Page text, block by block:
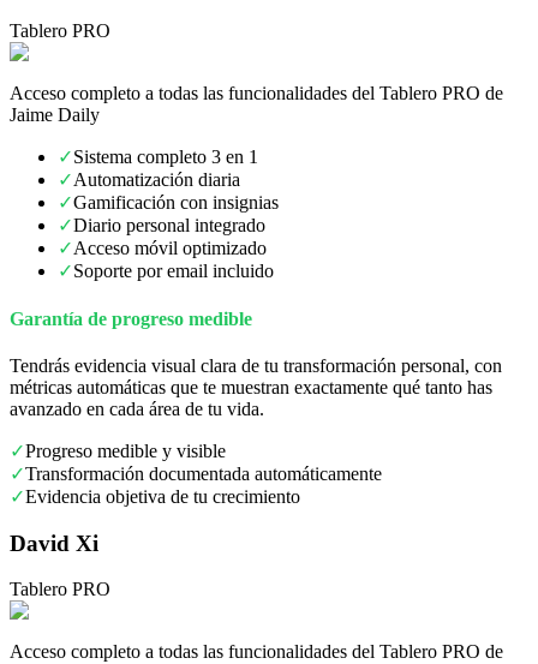
Tablero PRO
Acceso completo a todas las funcionalidades del Tablero PRO de
Jaime Daily
✓Sistema completo 3 en 1
✓Automatización diaria
✓Gamificación con insignias
✓Diario personal integrado
✓Acceso móvil optimizado
✓Soporte por email incluido
Garantía de progreso medible
Tendrás evidencia visual clara de tu transformación personal, con
métricas automáticas que te muestran exactamente qué tanto has
avanzado en cada área de tu vida.
✓Progreso medible y visible
✓Transformación documentada automáticamente
✓Evidencia objetiva de tu crecimiento
David Xi
Tablero PRO
Acceso completo a todas las funcionalidades del Tablero PRO de